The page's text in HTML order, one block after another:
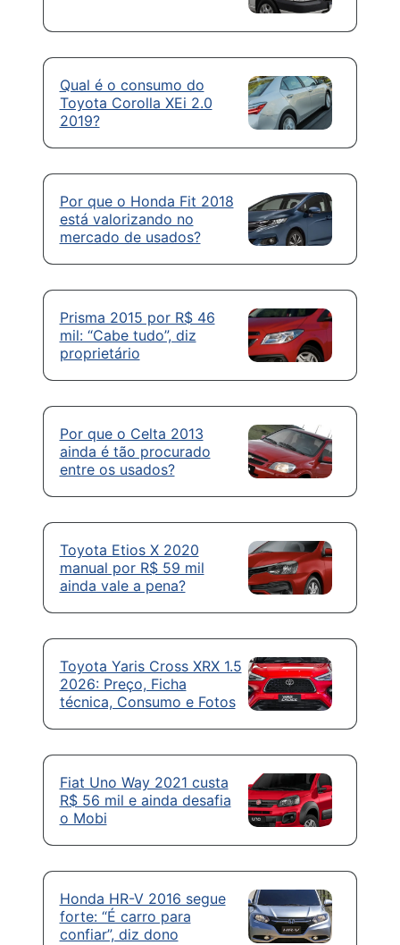
Qual é o consumo do
Toyota Corolla XEi 2.0
2019?
Por que o Honda Fit 2018
está valorizando no
mercado de usados?
Prisma 2015 por R$ 46
mil: “Cabe tudo”, diz
proprietário
Por que o Celta 2013
ainda é tão procurado
entre os usados?
Toyota Etios X 2020
manual por R$ 59 mil
ainda vale a pena?
Toyota Yaris Cross XRX 1.5
2026: Preço, Ficha
técnica, Consumo e Fotos
Fiat Uno Way 2021 custa
R$ 56 mil e ainda desafia
o Mobi
Honda HR-V 2016 segue
forte: “É carro para
confiar”, diz dono